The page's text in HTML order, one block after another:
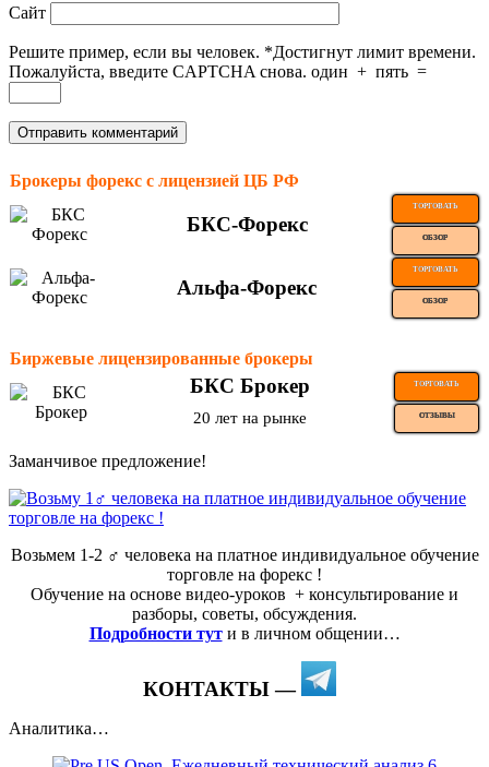
Сайт
Решите пример, если вы человек. *Достигнут лимит времени.
Пожалуйста, введите CAPTCHA снова. один + пять =
Брокеры форекс с лицензией ЦБ РФ
БКС-Форекс
ТОРГОВАТЬ
ОБЗОР
Альфа-Форекс
ТОРГОВАТЬ
ОБЗОР
Биржевые лицензированные брокеры
БКС Брокер ТОРГОВАТЬ
20 лет на рынке ОТЗЫВЫ
Заманчивое предложение!
Возьмем 1-2 ‍♂️ человека на платное индивидуальное обучение
торговле на форекс !
Обучение на основе видео-уроков ️ + консультирование и
разборы, советы, обсуждения.
Подробности тут и в личном общении…
КОНТАКТЫ —
Аналитика…